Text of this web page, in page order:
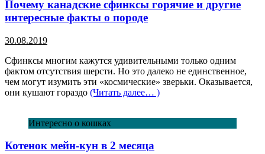
Почему канадские сфинксы горячие и другие
интересные факты о породе
30.08.2019
Сфинксы многим кажутся удивительными только одним
фактом отсутствия шерсти. Но это далеко не единственное,
чем могут изумить эти «космические» зверьки. Оказывается,
они кушают гораздо (Читать далее… )
Интересно о кошках
Котенок мейн-кун в 2 месяца